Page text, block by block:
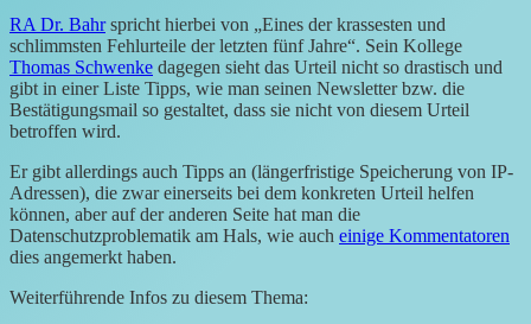
RA Dr. Bahrspricht hierbei von
Eines der krassesten und
schlimmsten Fehlurteile der letzten fünf Jahre . Sein Kollege
Thomas Schwenke dagegen sieht das Urteil nicht so drastisch und
gibt in einer Liste Tipps, wie man seinen Newsletter bzw. die
Bestätigungsmail so gestaltet, dass sie nicht von diesem Urteil
betroffen wird.
Er gibt allerdings auch Tipps an (längerfristige Speicherung von IP-
Adressen), die zwar einerseits bei dem konkreten Urteil helfen
können, aber auf der anderen Seite hat man die
Datenschutzproblematik am Hals, wie auch einige Kommentatoren
dies angemerkt haben.
Weiterführende Infos zu diesem Thema: